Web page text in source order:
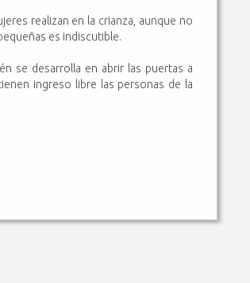
realizan en la crianza, aunque no
es indiscutible.
se desarrolla en abrir las puertas a
ingreso libre las personas de la